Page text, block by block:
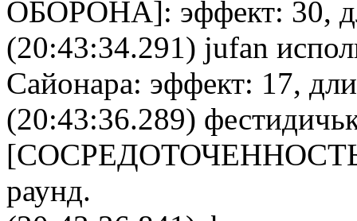
ОБОРОНА]: эффект: 30,
(20:43:34.291) jufan
Сайонара: эффект: 17,
(20:43:36.289)
[
раунд.